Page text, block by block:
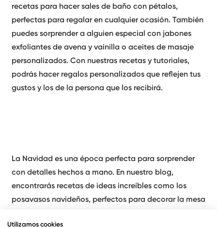
recetas para hacer sales de baño con pétalos,
perfectas para regalar en cualquier ocasión. También
puedes sorprender a alguien especial con jabones
exfoliantes de avena y vainilla o aceites de masaje
personalizados. Con nuestras recetas y tutoriales,
podrás hacer regalos personalizados que reflejen tus
gustos y los de la persona que los recibirá.
La Navidad es una época perfecta para sorprender
con detalles hechos a mano. En nuestro blog,
encontrarás recetas de ideas increíbles como los
posavasos navideños, perfectos para decorar la mesa
puedes hacer tú misma. También puedes aprender a
Utilizamos cookies